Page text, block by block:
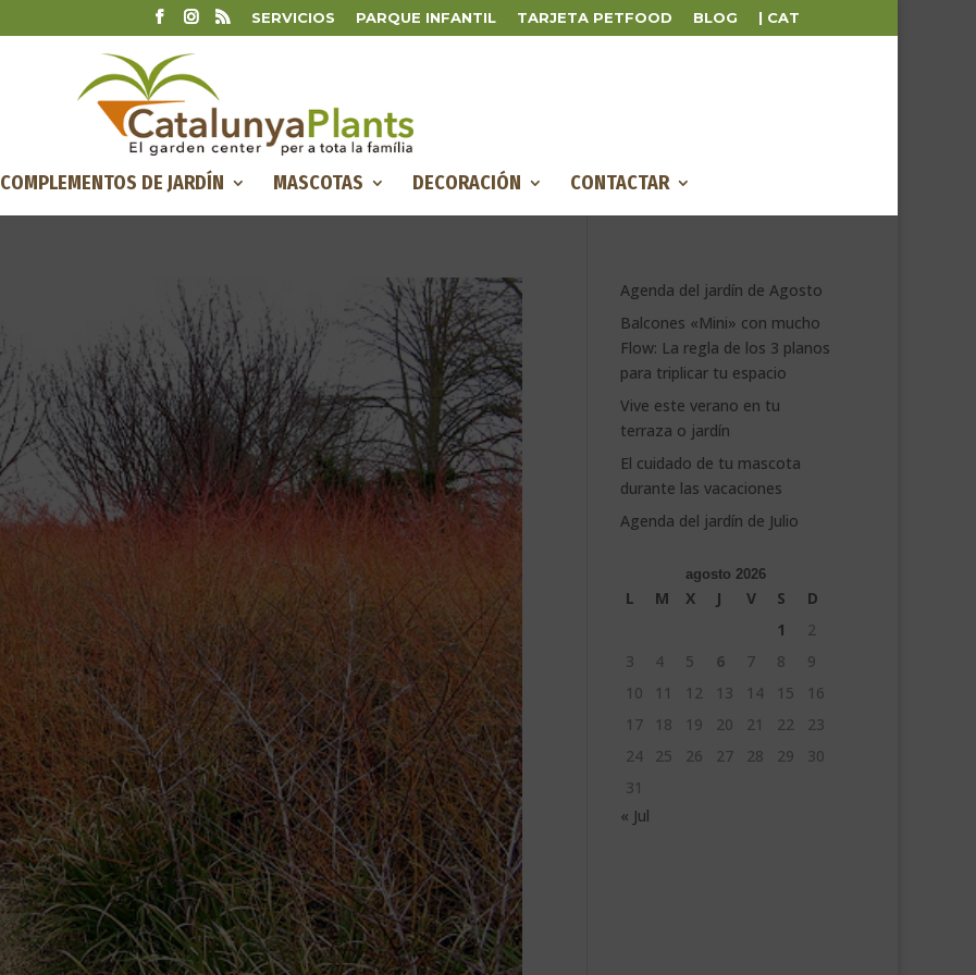
SERVICIOS PARQUE INFANTIL TARJETA PETFOOD BLOG | CAT
COMPLEMENTOS DE JARDÍN MASCOTAS DECORACIÓN CONTACTAR
Agenda del jardín de Agosto
Balcones «Mini» con mucho
Flow: La regla de los 3 planos
para triplicar tu espacio
Vive este verano en tu
terraza o jardín
El cuidado de tu mascota
durante las vacaciones
Agenda del jardín de Julio
agosto 2026
L M X J V S
D
1
2
3
4 5 6 7 8
9
10
11 12 13 14 15
16
17
18 19 20 21 22
23
24
25 26 27 28 29
30
31
« Jul